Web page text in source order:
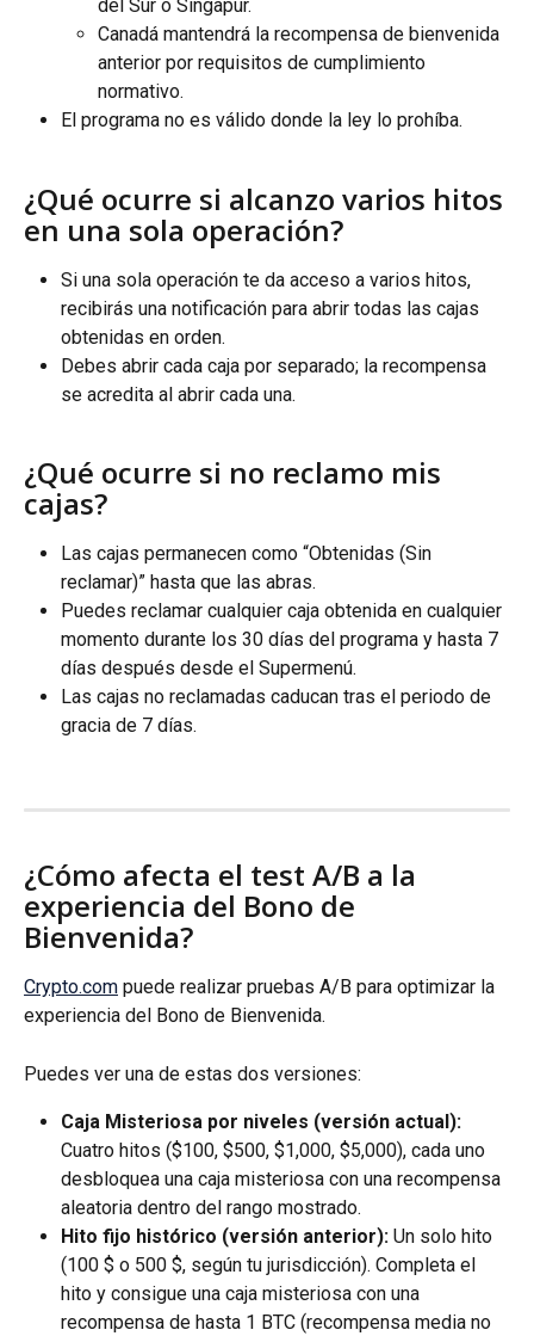
del Sur o Singapur.
Canadá mantendrá la recompensa de bienvenida
anterior por requisitos de cumplimiento
normativo.
El programa no es válido donde la ley lo prohíba.
¿Qué ocurre si alcanzo varios hitos
en una sola operación?
Si una sola operación te da acceso a varios hitos,
recibirás una notificación para abrir todas las cajas
obtenidas en orden.
Debes abrir cada caja por separado; la recompensa
se acredita al abrir cada una.
¿Qué ocurre si no reclamo mis
cajas?
Las cajas permanecen como “Obtenidas (Sin
reclamar)” hasta que las abras.
Puedes reclamar cualquier caja obtenida en cualquier
momento durante los 30 días del programa y hasta 7
días después desde el Supermenú.
Las cajas no reclamadas caducan tras el periodo de
gracia de 7 días.
¿Cómo afecta el test A/B a la
experiencia del Bono de
Bienvenida?
Crypto.com puede realizar pruebas A/B para optimizar la
experiencia del Bono de Bienvenida.
Puedes ver una de estas dos versiones:
Caja Misteriosa por niveles (versión actual):
Cuatro hitos ($100, $500, $1,000, $5,000), cada uno
desbloquea una caja misteriosa con una recompensa
aleatoria dentro del rango mostrado.
Hito fijo histórico (versión anterior): Un solo hito
(100 $ o 500 $, según tu jurisdicción). Completa el
hito y consigue una caja misteriosa con una
recompensa de hasta 1 BTC (recompensa media no